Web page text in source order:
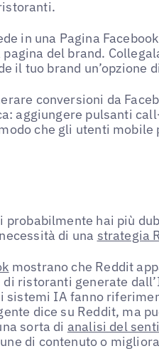
in una Pagina
del brand.
il tuo brand un’opzione
conversioni da
aggiungere pulsanti
che gli utenti
probabilmente hai più
di una strategia
mostrano che Reddit
ristoranti generate
sistemi IA fanno
dice su Reddit, ma
sorta di analisi del
di contenuto o